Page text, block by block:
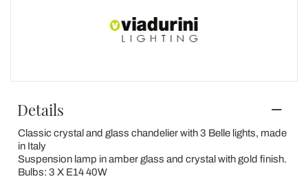
Details
Classic crystal and glass chandelier with 3 Belle lights, made
in Italy
Suspension lamp in amber glass and crystal with gold finish.
Bulbs: 3 X E14 40W